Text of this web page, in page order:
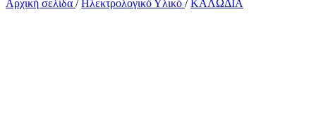
Αρχική σελίδα / Ηλεκτρολογικό Υλικό / ΚΑΛΩΔΙΑ